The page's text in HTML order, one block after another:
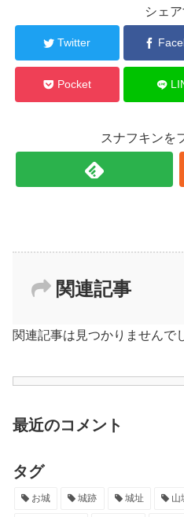
シェ
Twitter
Pocket
スナフキンを
関連記事
関連記事は見つかりませんで
最近のコメント
タグ
お城 城跡 城址 山